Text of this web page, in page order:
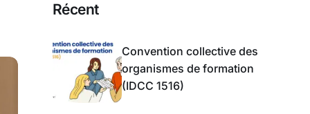
Récent
Convention collective des
organismes de formation
(IDCC 1516)